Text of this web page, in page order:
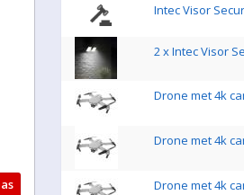
Intec Visor
2 x Intec Visor
Drone met 4k
Drone met 4k
Drone met 4k